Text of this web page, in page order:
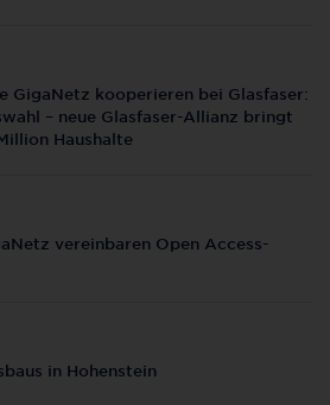
GigaNetz kooperieren bei Glasfaser:
– neue Glasfaser-Allianz bringt
Haushalte
vereinbaren Open Access-
in Hohenstein